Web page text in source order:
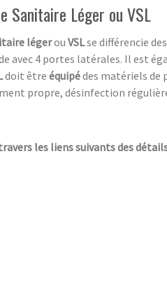
Sanitaire Léger ou VSL
légerou VSLse différencie
avec 4 portes latérales. Il est
doit être équipédes matériels de
propre, désinfection
les liens suivants des